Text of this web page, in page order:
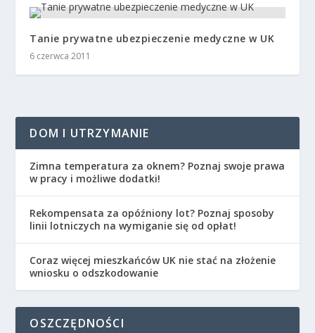
Tanie prywatne ubezpieczenie medyczne w UK
6 czerwca 2011
DOM I UTRZYMANIE
Zimna temperatura za oknem? Poznaj swoje prawa
w pracy i możliwe dodatki!
Rekompensata za opóźniony lot? Poznaj sposoby
linii lotniczych na wymiganie się od opłat!
Coraz więcej mieszkańców UK nie stać na złożenie
wniosku o odszkodowanie
OSZCZĘDNOŚCI